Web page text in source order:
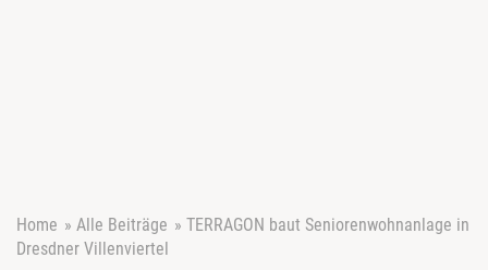
Home » Alle Beiträge » TERRAGON baut Seniorenwohnanlage in
Dresdner Villenviertel